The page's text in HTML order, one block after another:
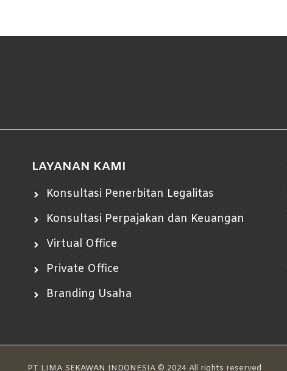
LAYANAN KAMI
Konsultasi Penerbitan Legalitas
Konsultasi Perpajakan dan Keuangan
Virtual Office
Private Office
Branding Usaha
PT LIMA SEKAWAN INDONESIA © 2024 All rights reserved